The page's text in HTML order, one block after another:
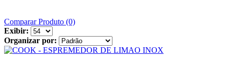
Comparar Produto (0)
Exibir:
Organizar por: